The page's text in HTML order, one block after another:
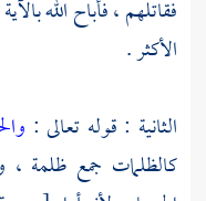
فقاتلهم ، فأباح الله
الأكثر .
الثانية : قوله تعالى :
كالظلمات جمع ظلمة